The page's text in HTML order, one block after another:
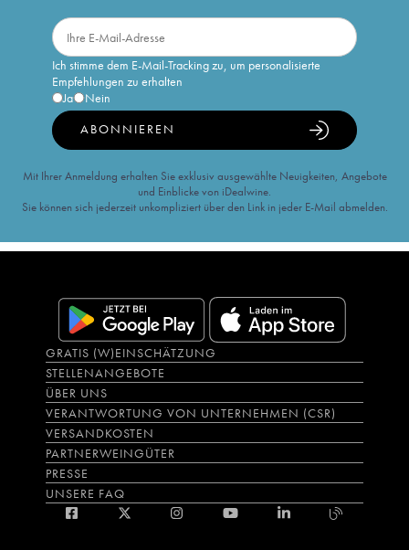
Ich stimme dem E-Mail-Tracking zu, um personalisierte
Empfehlungen zu erhalten
Ja
Nein
ABONNIEREN
Mit Ihrer Anmeldung erhalten Sie exklusiv ausgewählte Neuigkeiten, Angebote
und Einblicke von iDealwine.
Sie können sich jederzeit unkompliziert über den Link in jeder E-Mail abmelden.
GRATIS (W)EINSCHÄTZUNG
STELLENANGEBOTE
ÜBER UNS
VERANTWORTUNG VON UNTERNEHMEN (CSR)
VERSANDKOSTEN
PARTNERWEINGÜTER
PRESSE
UNSERE FAQ